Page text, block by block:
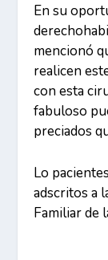
En su
mencionó
realicen
con esta
fabuloso
preciados
Lo
adscritos a
Familiar de